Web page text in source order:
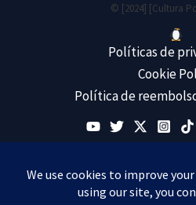
© [2024] [Cultura
Políticas de
Cookie
Política de